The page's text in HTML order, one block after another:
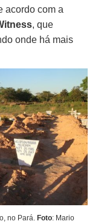
acordo com a
, que
onde há mais
no Pará. Foto: Mario